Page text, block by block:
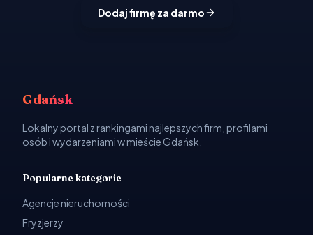
Dodaj firmę za darmo
Gdańsk
Lokalny portal z rankingami najlepszych firm, profilami
osób i wydarzeniami w mieście Gdańsk.
Popularne kategorie
Agencje nieruchomości
Fryzjerzy